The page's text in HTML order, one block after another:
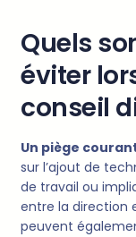
Quels
éviter
conseil
Un piège
sur l’ajout de
de travail ou
entre la direction
peuvent